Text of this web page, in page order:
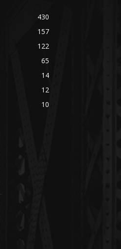
430
157
122
65
14
12
10